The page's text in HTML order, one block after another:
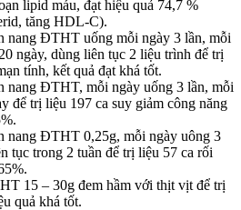
lipid máu, đạt hiệu quả 74,7 %
tăng HDL-C).
nang ĐTHT uống mỗi ngày 3 lần, mỗi
ngày, dùng liên tục 2 liệu trình để trị
tính, kết quả đạt khá tốt.
nang ĐTHT, mỗi ngày uống 3 lần, mỗi
để trị liệu 197 ca suy giảm công năng
nang ĐTHT 0,25g, mỗi ngày uông 3
tục trong 2 tuần để trị liệu 57 ca rối
15 – 30g đem hầm với thịt vịt để trị
quả khá tốt.